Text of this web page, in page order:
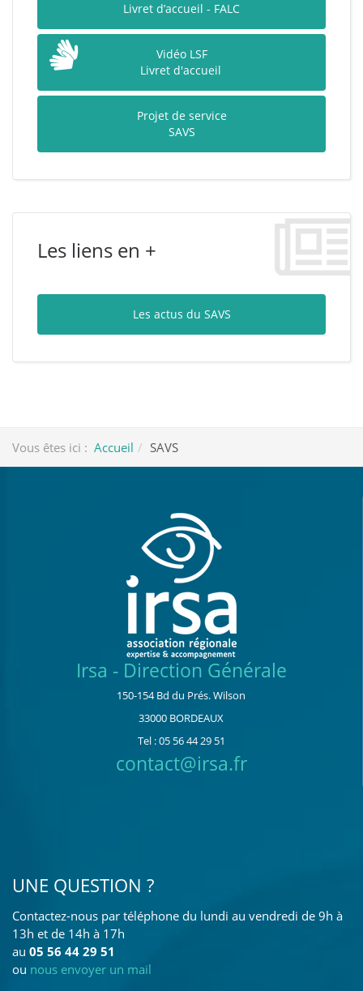
Livret d’accueil - FALC
Vidéo LSF
Livret d'accueil
Projet de service
SAVS
Les liens en +
Les actus du SAVS
Vous êtes ici : Accueil SAVS
Irsa - Direction Générale
150-154 Bd du Prés. Wilson
33000 BORDEAUX
Tel : 05 56 44 29 51
contact@irsa.fr
UNE QUESTION ?
Contactez-nous par téléphone du lundi au vendredi de 9h à
13h et de 14h à 17h
au 05 56 44 29 51
ou nous envoyer un mail